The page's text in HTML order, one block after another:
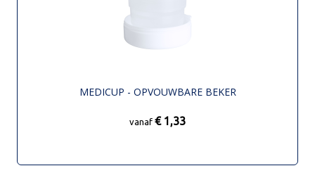
MEDICUP - OPVOUWBARE BEKER
vanaf € 1,33